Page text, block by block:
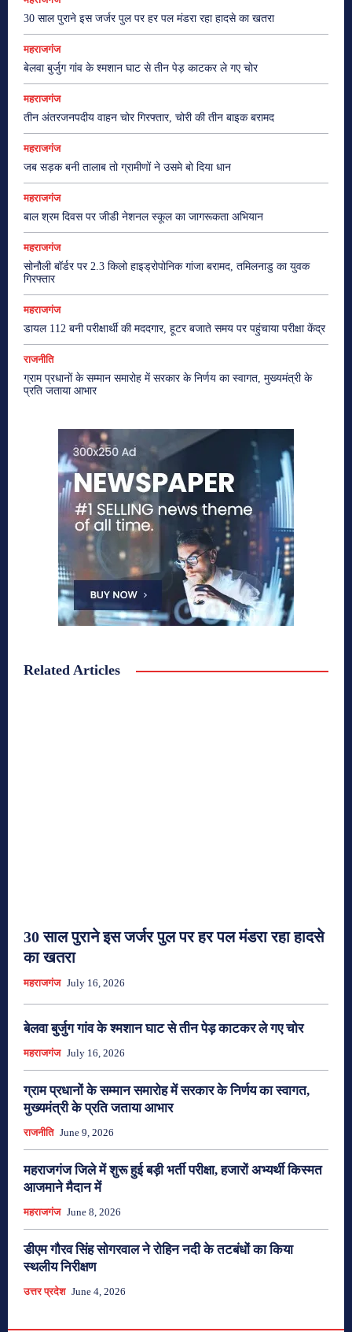
30 साल पुराने इस जर्जर पुल पर हर पल मंडरा रहा हादसे का खतरा
महराजगंज
बेलवा बुर्जुग गांव के श्मशान घाट से तीन पेड़ काटकर ले गए चोर
महराजगंज
तीन अंतरजनपदीय वाहन चोर गिरफ्तार, चोरी की तीन बाइक बरामद
महराजगंज
जब सड़क बनी तालाब तो ग्रामीणों ने उसमे बो दिया धान
महराजगंज
बाल श्रम दिवस पर जीडी नेशनल स्कूल का जागरूकता अभियान
महराजगंज
सोनौली बॉर्डर पर 2.3 किलो हाइड्रोपोनिक गांजा बरामद, तमिलनाडु का युवक
गिरफ्तार
महराजगंज
डायल 112 बनी परीक्षार्थी की मददगार, हूटर बजाते समय पर पहुंचाया परीक्षा केंद्र
राजनीति
ग्राम प्रधानों के सम्मान समारोह में सरकार के निर्णय का स्वागत, मुख्यमंत्री के
प्रति जताया आभार
Related Articles
30 साल पुराने इस जर्जर पुल पर हर पल मंडरा रहा हादसे
का खतरा
महराजगंज July 16, 2026
बेलवा बुर्जुग गांव के श्मशान घाट से तीन पेड़ काटकर ले गए चोर
महराजगंज July 16, 2026
ग्राम प्रधानों के सम्मान समारोह में सरकार के निर्णय का स्वागत,
मुख्यमंत्री के प्रति जताया आभार
राजनीति June 9, 2026
महराजगंज जिले में शुरू हुई बड़ी भर्ती परीक्षा, हजारों अभ्यर्थी किस्मत
आजमाने मैदान में
महराजगंज June 8, 2026
डीएम गौरव सिंह सोगरवाल ने रोहिन नदी के तटबंधों का किया
स्थलीय निरीक्षण
उत्तर प्रदेश June 4, 2026